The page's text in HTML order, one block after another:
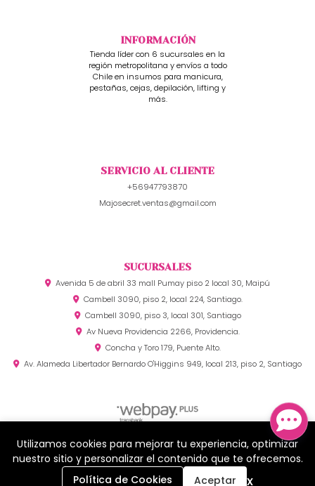
INFORMACIÓN
Tienda líder con 6 sucursales en la
región metropolitana y envíos a todo
Chile en insumos para manicura,
pestañas, cejas, depilación, lifting y
más.
SERVICIO AL CLIENTE
+56947793870
Majosecret.ventas@gmail.com
SUCURSALES
Avenida 5 de abril 33 mall Pumay piso 2 local 30, Maipú
Cambell 3090, piso 2, local 224, Santiago.
Cambell 3090, piso 3, local 301, Santiago
Av Nueva Providencia 2266, Providencia.
Concha y Toro 179, Puente Alto.
Av. Alameda Libertador Bernardo O'Higgins 949, local 213, piso 2, Santiago
MAJO SECRET © 2026¿Te gusta mi tienda? Yo vendo conBsale
0
Utilizamos cookies para mejorar tu experiencia, optimizar
nuestro sitio y personalizar el contenido que te ofrecemos.
Política de Cookies
Aceptar x